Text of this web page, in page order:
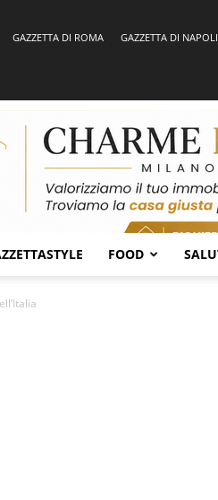
GAZZETTA DI ROMA GAZZETTA DI NAPOLI
FOOD